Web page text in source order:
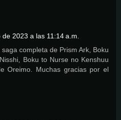
2023 a las 11:14 a.m.
completa de Prism Ark, Boku
Boku to Nurse no Kenshuu
Oreimo. Muchas gracias por el